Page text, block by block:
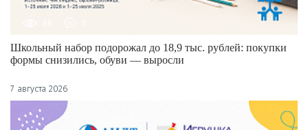
Школьный набор подорожал до 18,9 тыс. рублей: покупки
формы снизились, обуви — выросли
7 августа 2026